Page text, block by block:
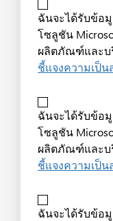
ฉันจะได้รับข้อ
โซลูชัน
ผลิตภัณฑ์และบ
ชี้แจงความเป็น
ฉันจะได้รับข้อ
โซลูชัน
ผลิตภัณฑ์และบ
ชี้แจงความเป็น
ฉันจะได้รับข้อ